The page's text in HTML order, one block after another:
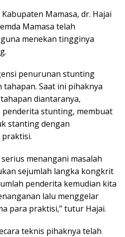
Mamasa, dr. Hajai
Mamasa telah
menekan tingginya
penurunan stunting
Saat ini pihaknya
diantaranya,
stunting, membuat
stanting dengan
menangani masalah
sejumlah langka kongkrit
penderita kemudian kita
lalu menggelar
para praktisi,” tutur Hajai.
teknis pihaknya telah